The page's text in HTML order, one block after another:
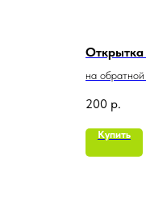
на
200 р.
Купить